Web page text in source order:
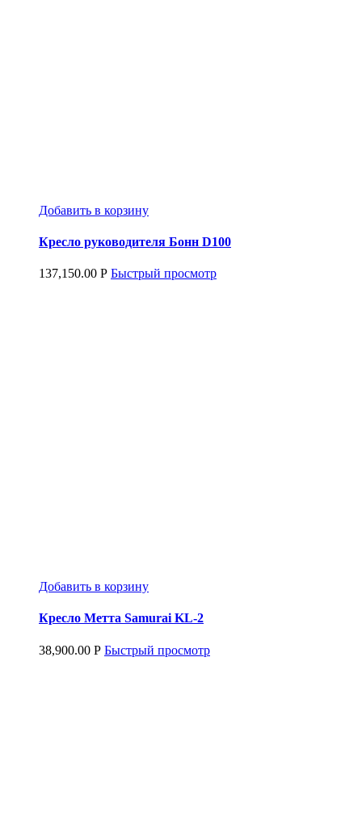
Добавить в корзину
Кресло руководителя Бонн D100
137,150.00 Р Быстрый просмотр
Добавить в корзину
Кресло Метта Samurai KL-2
38,900.00 Р Быстрый просмотр